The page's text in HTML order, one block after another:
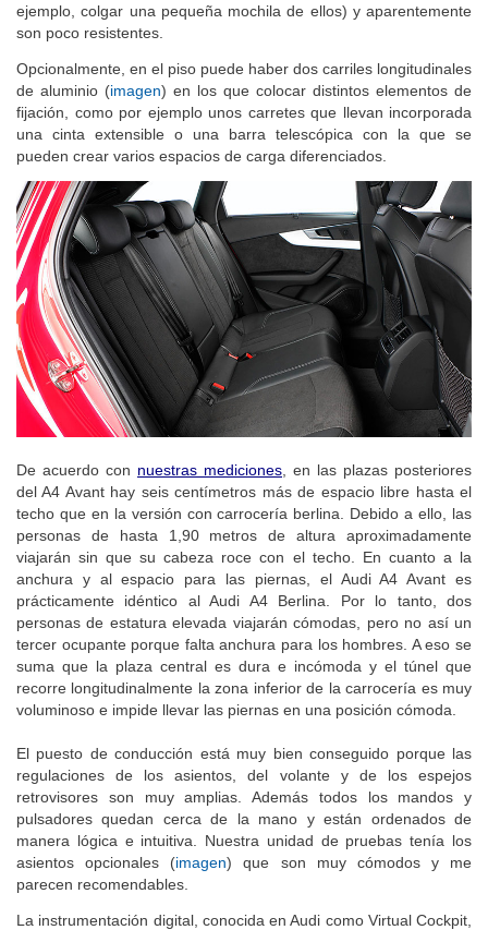
ejemplo, colgar una pequeña mochila de ellos) y aparentemente
son poco resistentes.
Opcionalmente, en el piso puede haber dos carriles longitudinales
de aluminio (imagen) en los que colocar distintos elementos de
fijación, como por ejemplo unos carretes que llevan incorporada
una cinta extensible o una barra telescópica con la que se
pueden crear varios espacios de carga diferenciados.
De acuerdo con nuestras mediciones , en las plazas posteriores
del A4 Avant hay seis centímetros más de espacio libre hasta el
techo que en la versión con carrocería berlina. Debido a ello, las
personas de hasta 1,90 metros de altura aproximadamente
viajarán sin que su cabeza roce con el techo. En cuanto a la
anchura y al espacio para las piernas, el Audi A4 Avant es
prácticamente idéntico al Audi A4 Berlina. Por lo tanto, dos
personas de estatura elevada viajarán cómodas, pero no así un
tercer ocupante porque falta anchura para los hombres. A eso se
suma que la plaza central es dura e incómoda y el túnel que
recorre longitudinalmente la zona inferior de la carrocería es muy
voluminoso e impide llevar las piernas en una posición cómoda.
El puesto de conducción está muy bien conseguido porque las
regulaciones de los asientos, del volante y de los espejos
retrovisores son muy amplias. Además todos los mandos y
pulsadores quedan cerca de la mano y están ordenados de
manera lógica e intuitiva. Nuestra unidad de pruebas tenía los
asientos opcionales (imagen) que son muy cómodos y me
parecen recomendables.
La instrumentación digital, conocida en Audi como Virtual Cockpit,